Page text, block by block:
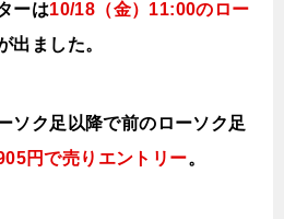
ーは10/18（金）11:00の ロー
出ました。
ソク足以降で前のローソク足
円で売りエントリー。